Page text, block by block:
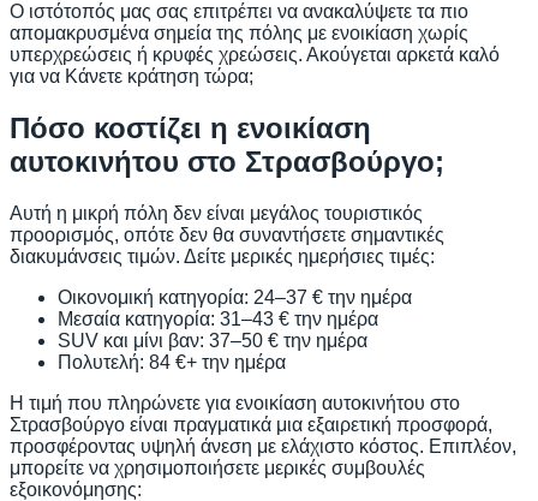
Ο ιστότοπός μας σας επιτρέπει να ανακαλύψετε τα πιο
απομακρυσμένα σημεία της πόλης με ενοικίαση χωρίς
υπερχρεώσεις ή κρυφές χρεώσεις. Ακούγεται αρκετά καλό
για να Κάνετε κράτηση τώρα;
Πόσο κοστίζει η ενοικίαση
αυτοκινήτου στο Στρασβούργο;
Αυτή η μικρή πόλη δεν είναι μεγάλος τουριστικός
προορισμός, οπότε δεν θα συναντήσετε σημαντικές
διακυμάνσεις τιμών. Δείτε μερικές ημερήσιες τιμές:
Οικονομική κατηγορία: 24–37 € την ημέρα
Μεσαία κατηγορία: 31–43 € την ημέρα
SUV και μίνι βαν: 37–50 € την ημέρα
Πολυτελή: 84 €+ την ημέρα
Η τιμή που πληρώνετε για ενοικίαση αυτοκινήτου στο
Στρασβούργο είναι πραγματικά μια εξαιρετική προσφορά,
προσφέροντας υψηλή άνεση με ελάχιστο κόστος. Επιπλέον,
μπορείτε να χρησιμοποιήσετε μερικές συμβουλές
εξοικονόμησης: